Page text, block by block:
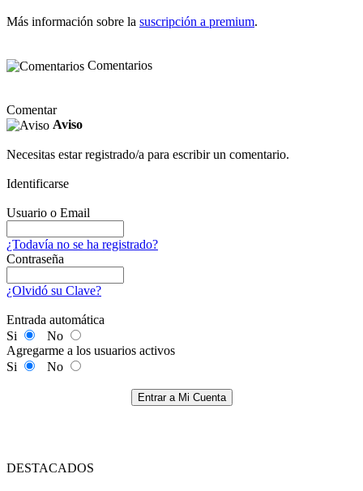
Más información sobre la suscripción a premium.
Comentarios
Comentar
Aviso
Necesitas estar registrado/a para escribir un comentario.
Identificarse
Usuario o Email
¿Todavía no se ha registrado?
Contraseña
¿Olvidó su Clave?
Entrada automática
Si
No
Agregarme a los usuarios activos
Si
No
Entrar a Mi Cuenta
DESTACADOS